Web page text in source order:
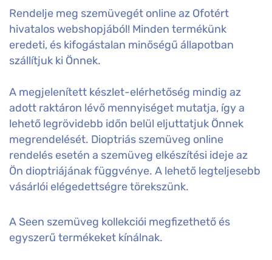
Rendelje meg szemüvegét online az Ofotért
hivatalos webshopjából! Minden termékünk
eredeti, és kifogástalan minőségű állapotban
szállítjuk ki Önnek.
A megjelenített készlet-elérhetőség mindig az
adott raktáron lévő mennyiséget mutatja, így a
lehető legrövidebb időn belül eljuttatjuk Önnek
megrendelését. Dioptriás szemüveg online
rendelés esetén a szemüveg elkészítési ideje az
Ön dioptriájának függvénye. A lehető legteljesebb
vásárlói elégedettségre törekszünk.
A Seen szemüveg kollekciói megfizethető és
egyszerű termékeket kínálnak.